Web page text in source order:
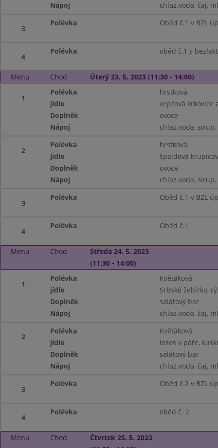
Nápoj
chlaz.voda, čaj,
3
Polévka Oběd č.1 v BZL
4
Polévka oběd č.1 s
Menu Chod Úterý 23. 5. 2023 (11:30 - 14:00)
1
Polévka
hrstková
jídlo
vepřová krkovice
Doplněk
ovoce
Nápoj
chlaz.voda, sirup,
2
Polévka
hrstková
jídlo
špaldová
Doplněk
ovoce
Nápoj
chlaz.voda, sirup,
3
Polévka Oběd č.1 v BZL
4
Polévka Oběd č.1
Menu Chod
Středa 24. 5. 2023
(11:30 - 14:00)
1
Polévka
Květáková
jídlo
Srbské žebírko,
Doplněk
salátový bar
Nápoj
chlaz.voda, čaj,
2
Polévka
Květáková
jídlo
losos v páře,
Doplněk
salátový bar
Nápoj
chlaz.voda, čaj,
3
Polévka Oběd č.2 v BZL
4
Polévka oběd č. 2
Menu Chod
Čtvrtek 25. 5. 2023